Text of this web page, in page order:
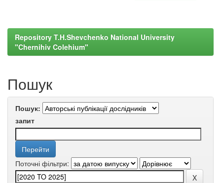
Repository T.H.Shevchenko National University
"Chernihiv Colehium"
Пошук
Пошук:
запит
Поточні фільтри: